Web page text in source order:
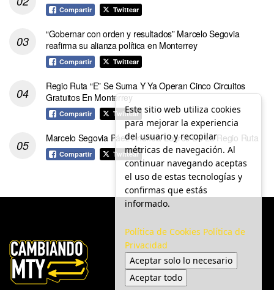
Compartir Twittear
“Gobernar con orden y resultados” Marcelo Segovia
reafirma su alianza política en Monterrey
Compartir Twittear
Regio Ruta “E” Se Suma Y Ya Operan Cinco Circuitos
Gratuitos En Monterrey
Compartir Twittear
Marcelo Segovia Páez Anuncia Logros De La Regio Ruta
Compartir Twittear
Este sitio web utiliza cookies
para mejorar la experiencia
del usuario y recopilar
métricas de navegación. Al
continuar navegando aceptas
el uso de estas tecnologías y
confirmas que estás
informado.
Política de Cookies Política de
Privacidad
Aceptar solo lo necesario
Aceptar todo